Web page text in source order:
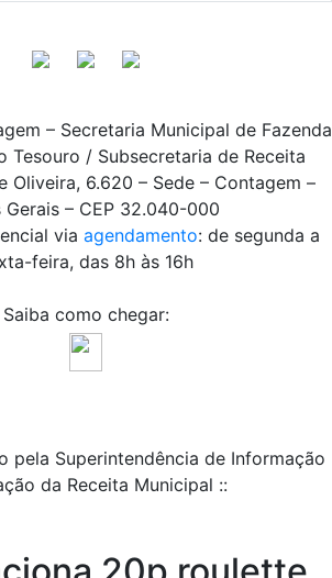
– Secretaria Municipal de Fazenda
Tesouro / Subsecretaria de Receita
Oliveira, 6.620 – Sede – Contagem –
Gerais – CEP 32.040-000
via agendamento: de segunda a
feira, das 8h às 16h
Saiba como chegar:
pela Superintendência de Informação
da Receita Municipal ::